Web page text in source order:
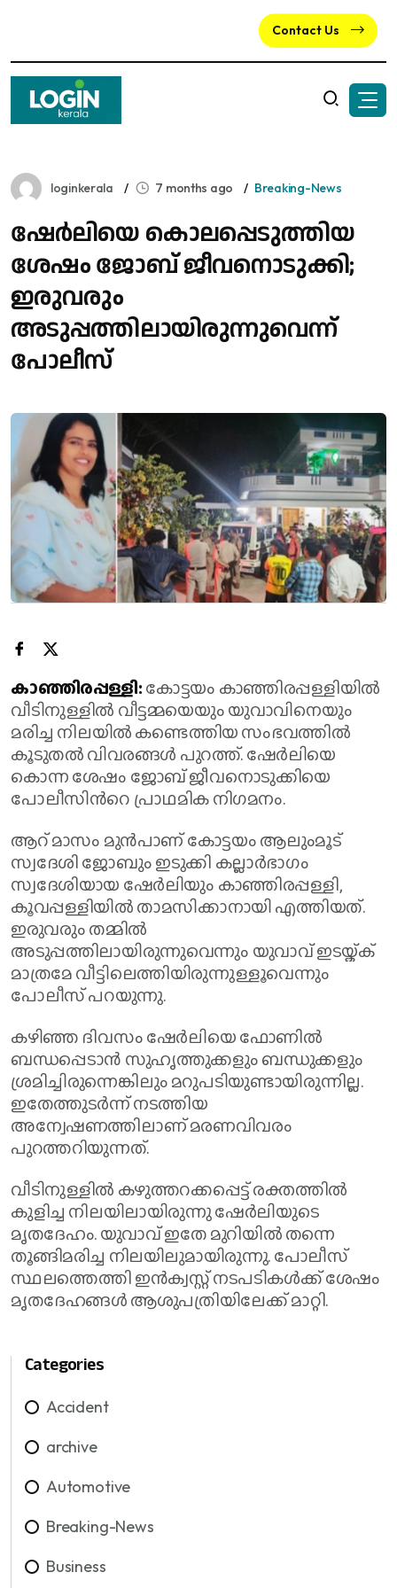
Contact Us
loginkerala 7 months ago Breaking-News
ഷേർലിയെ കൊലപ്പെടുത്തിയ
ശേഷം ജോബ് ജീവനൊടുക്കി;
ഇരുവരും
അടുപ്പത്തിലായിരുന്നുവെന്ന്
പോലീസ്
കാഞ്ഞിരപ്പള്ളി:കോട്ടയം കാഞ്ഞിരപ്പള്ളിയിൽ
വീടിനുള്ളിൽ വീട്ടമ്മയെയും യുവാവിനെയും
മരിച്ച നിലയിൽ കണ്ടെത്തിയ സംഭവത്തിൽ
കൂടുതൽ വിവരങ്ങൾ പുറത്ത്. ഷേർലിയെ
കൊന്ന ശേഷം ജോബ് ജീവനൊടുക്കിയെ
പോലീസിന്‍റെ പ്രാഥമിക നിഗമനം.
ആറ് മാസം മുൻപാണ് കോട്ടയം ആലുംമൂട്
സ്വദേശി ജോബും ഇടുക്കി കല്ലാർഭാഗം
സ്വദേശിയായ ഷേർലിയും കാഞ്ഞിരപ്പള്ളി,
കൂവപ്പള്ളിയിൽ താമസിക്കാനായി എത്തിയത്.
ഇരുവരും തമ്മിൽ
അടുപ്പത്തിലായിരുന്നുവെന്നും യുവാവ് ഇടയ്ക്ക്
മാത്രമേ വീട്ടിലെത്തിയിരുന്നുള്ളൂവെന്നും
പോലീസ് പറയുന്നു.
കഴിഞ്ഞ ദിവസം ഷേർലിയെ ഫോണിൽ
ബന്ധപ്പെടാൻ സുഹൃത്തുക്കളും ബന്ധുക്കളും
ശ്രമിച്ചിരുന്നെങ്കിലും മറുപടിയുണ്ടായിരുന്നില്ല.
ഇതേത്തുടർന്ന് നടത്തിയ
അന്വേഷണത്തിലാണ് മരണവിവരം
പുറത്തറിയുന്നത്.
വീടിനുള്ളിൽ കഴുത്തറക്കപ്പെട്ട് രക്തത്തിൽ
കുളിച്ച നിലയിലായിരുന്നു ഷേർലിയുടെ
മൃതദേഹം. യുവാവ് ഇതേ മുറിയിൽ തന്നെ
തൂങ്ങിമരിച്ച നിലയിലുമായിരുന്നു. പോലീസ്
സ്ഥലത്തെത്തി ഇൻക്വസ്റ്റ് നടപടികൾക്ക് ശേഷം
മൃതദേഹങ്ങൾ ആശുപത്രിയിലേക്ക് മാറ്റി.
Categories
Accident
archive
Automotive
Breaking-News
Business